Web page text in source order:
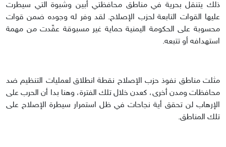
ذلك يتنقل بحرية في مناطق محافظتي أبين وشبوة التي سيطرت
عليها القوات التابعة لحزب الإصلاح. لقد وفر له وجوده ضمن قوات
محسوبة على الحكومة اليمنية حماية غير مسبوقة عقّدت من مهمة
استهدافه أو تتبعه.
مثلت مناطق نفوذ حزب الإصلاح نقطة انطلاق لعمليات التنظيم ضد
محافظات ومدن أخرى، كعدن خلال تلك الفترة، وهنا بدا أن الحرب على
الإرهاب لن تحقق أية نجاحات في ظل استمرار سيطرة الإصلاح على
تلك المناطق.